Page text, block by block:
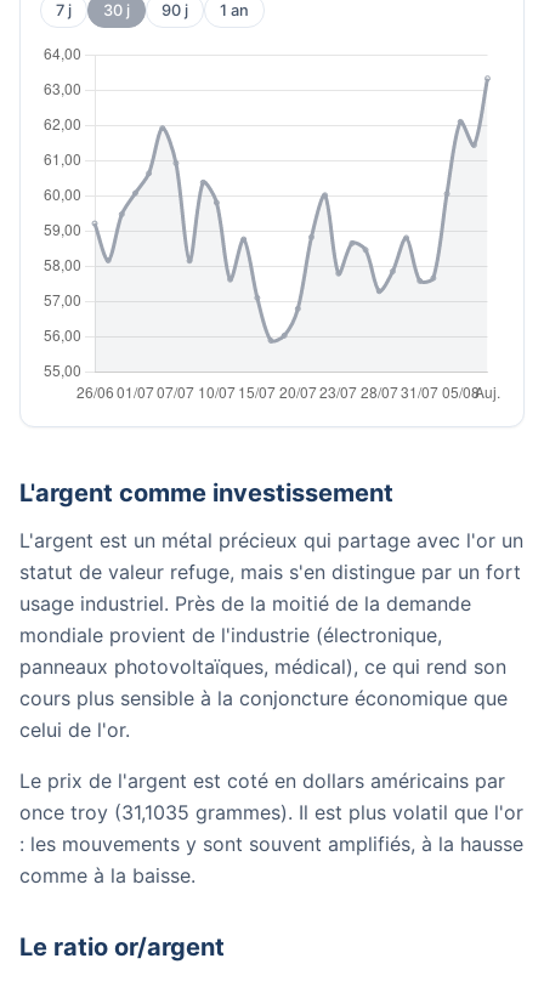
7 j 30 j 90 j 1 an
L'argent comme investissement
L'argent est un métal précieux qui partage avec l'or un
statut de valeur refuge, mais s'en distingue par un fort
usage industriel. Près de la moitié de la demande
mondiale provient de l'industrie (électronique,
panneaux photovoltaïques, médical), ce qui rend son
cours plus sensible à la conjoncture économique que
celui de l'or.
Le prix de l'argent est coté en dollars américains par
once troy (31,1035 grammes). Il est plus volatil que l'or
: les mouvements y sont souvent amplifiés, à la hausse
comme à la baisse.
Le ratio or/argent